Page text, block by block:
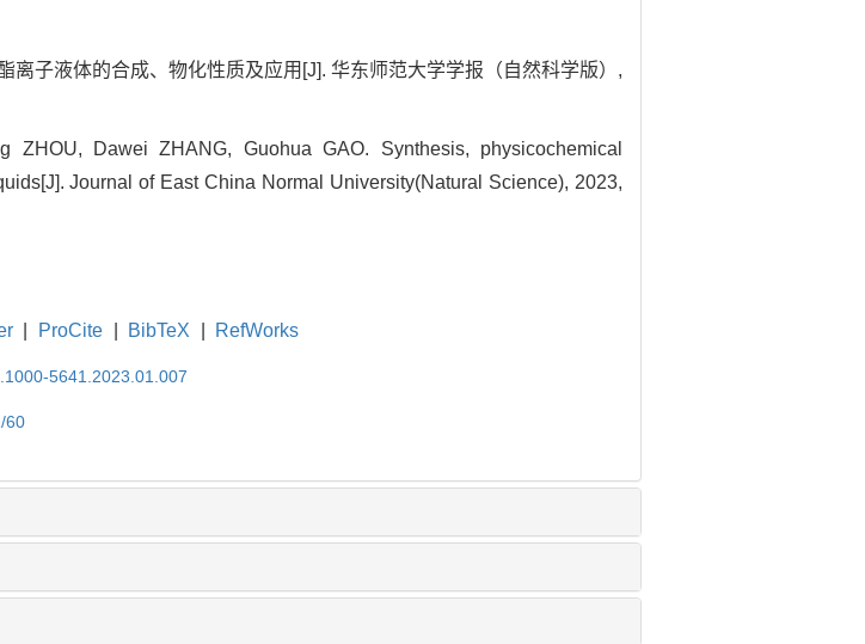
离子液体的合成、物化性质及应用[J]. 华东师范大学学报（自然科学版）,
Dawei ZHANG, Guohua GAO. Synthesis, physicochemical
Journal of East China Normal University(Natural Science), 2023,
ProCite BibTeX RefWorks
5641.2023.01.007
60